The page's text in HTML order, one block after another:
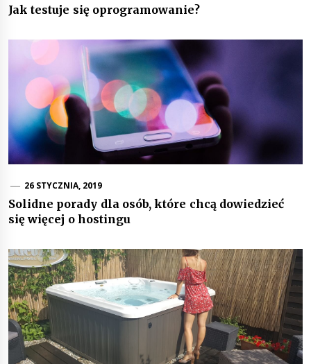
Jak testuje się oprogramowanie?
26 STYCZNIA, 2019
Solidne porady dla osób, które chcą dowiedzieć
się więcej o hostingu